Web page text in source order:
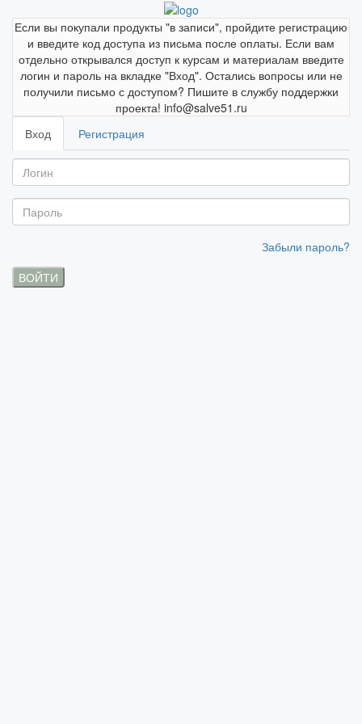
Если вы покупали продукты "в записи", пройдите регистрацию
и введите код доступа из письма после оплаты. Если вам
отдельно открывался доступ к курсам и материалам введите
логин и пароль на вкладке "Вход". Остались вопросы или не
получили письмо с доступом? Пишите в службу поддержки
проекта! info@salve51.ru
Вход
Регистрация
Забыли пароль?
ВОЙТИ